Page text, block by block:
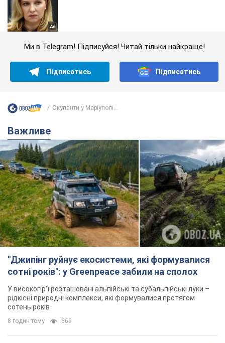
Ми в Telegram! Підписуйся! Читай тільки найкраще!
Підписатись Підписатись
Окупанти у Маріуполі...
Важливе
"Джипінг руйнує екосистеми, які формувалися
сотні років": у Greenpeace забили на сполох
У високогір'ї розташовані альпійські та субальпійські луки –
рідкісні природні комплекси, які формувалися протягом
сотень років
8 годин тому 669